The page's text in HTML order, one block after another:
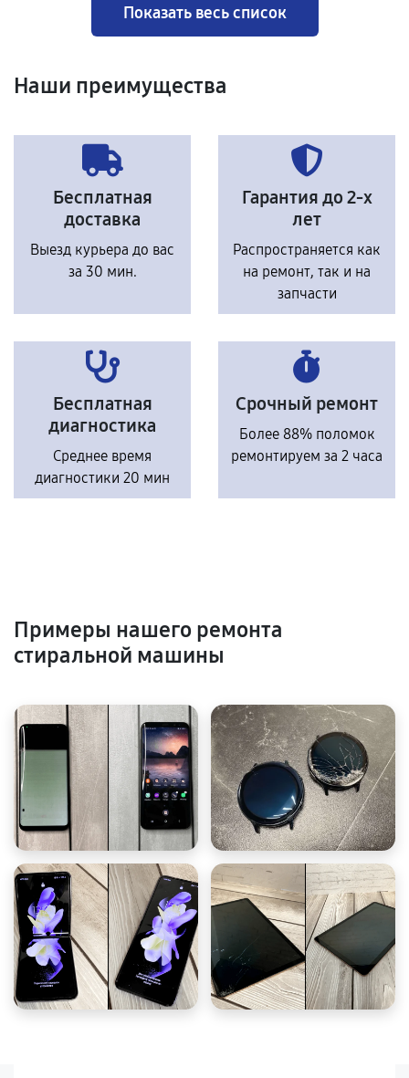
Показать весь список
Наши преимущества
Бесплатная
доставка
Выезд курьера до вас
за 30 мин.
Гарантия до 2-х
лет
Распространяется как
на ремонт, так и на
запчасти
Бесплатная
диагностика
Среднее время
диагностики 20 мин
Срочный ремонт
Более 88% поломок
ремонтируем за 2 часа
Примеры нашего ремонта
стиральной машины